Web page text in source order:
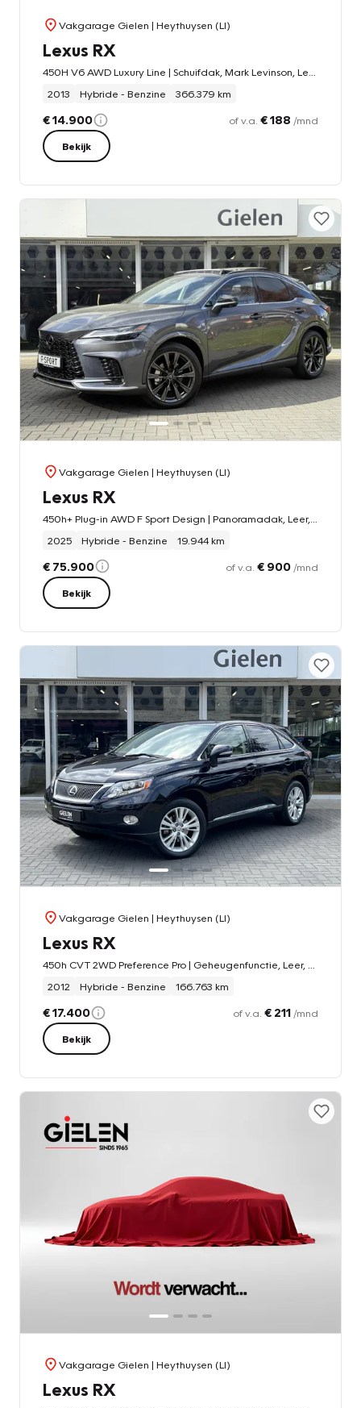
Vakgarage Gielen | Heythuysen (LI)
Lexus RX
2013
Hybride - Benzine 366.379 km
€ 14.900 of v.a. € 188 /mnd
Bekijk
Vakgarage Gielen | Heythuysen (LI)
Lexus RX
2025
Hybride - Benzine 19.944 km
€ 75.900 of v.a. € 900 /mnd
Bekijk
Vakgarage Gielen | Heythuysen (LI)
Lexus RX
2012
Hybride - Benzine 166.763 km
€ 17.400 of v.a. € 211 /mnd
Bekijk
Vakgarage Gielen | Heythuysen (LI)
Lexus RX